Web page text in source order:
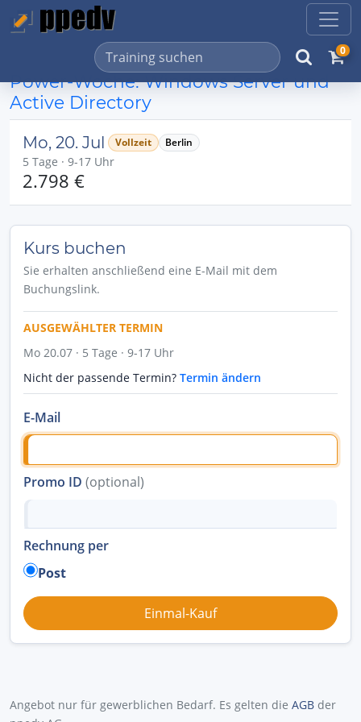
0
Power-Woche: Windows Server und
Active Directory
Mo, 20. Jul Vollzeit Berlin
5 Tage · 9-17 Uhr
2.798 €
Kurs buchen
Sie erhalten anschließend eine E-Mail mit dem
Buchungslink.
AUSGEWÄHLTER TERMIN
Mo 20.07 · 5 Tage · 9-17 Uhr
Nicht der passende Termin? Termin ändern
E-Mail
Promo ID (optional)
Rechnung per
Post
Angebot nur für gewerblichen Bedarf. Es gelten die AGB der